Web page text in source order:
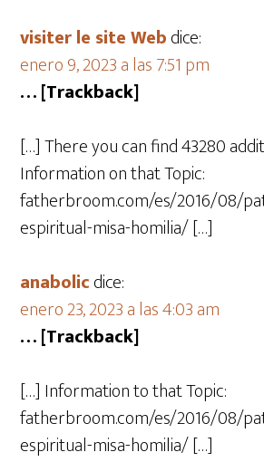
visiter le site Webdice:
enero 9, 2023 a las 7:51 pm
… [Trackback]
[…] There you can find 43280
Information on that Topic:
fatherbroom.com/es/2016/08/
espiritual-misa-homilia/ […]
anabolicdice:
enero 23, 2023 a las 4:03 am
… [Trackback]
[…] Information to that Topic:
fatherbroom.com/es/2016/08/
espiritual-misa-homilia/ […]